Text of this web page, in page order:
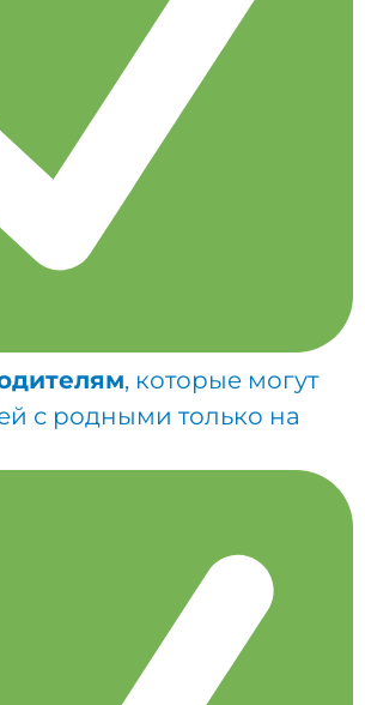
, которые могут
с родными только на